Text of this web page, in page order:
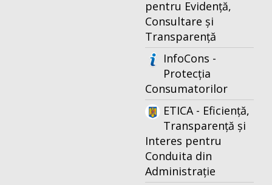
pentru Evidență,
Consultare și
Transparență
InfoCons -
Protecția
Consumatorilor
ETICA - Eficiență,
Transparență și
Interes pentru
Conduita din
Administrație